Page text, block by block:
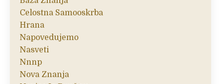
Celostna Samooskrba
Hrana
Napovedujemo
Nasveti
Nnnp
Nova Znanja